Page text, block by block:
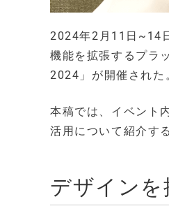
2024年2月11日~14
機能を拡張するプラ
2024」が開催された
本稿では、イベント
活用について紹介する
デザインを